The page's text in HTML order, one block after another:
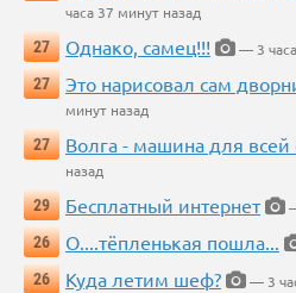
часа 37 минут назад
27
Однако, самец!!!
— 3
27
Это нарисовал сам
минут назад
27
Волга - машина для всей
назад
29
Бесплатный интернет
26
О....тёпленькая пошла...
26
Куда летим шеф? — 3